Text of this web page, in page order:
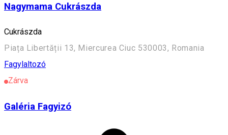
Nagymama Cukrászda
Cukrászda
Piața Libertății 13, Miercurea Ciuc 530003, Romania
Fagylaltozó
Zárva
Galéria Fagyizó